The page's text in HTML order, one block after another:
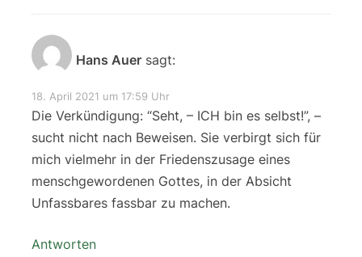
Hans Auer sagt:
18. April 2021 um 17:59 Uhr
Die Verkündigung: “Seht, – ICH bin es selbst!”, –
sucht nicht nach Beweisen. Sie verbirgt sich für
mich vielmehr in der Friedenszusage eines
menschgewordenen Gottes, in der Absicht
Unfassbares fassbar zu machen.
Antworten